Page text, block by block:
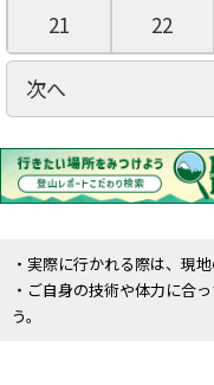
21
22
次へ
・実際に行かれる際は、現
・ご自身の技術や体力に合
う。